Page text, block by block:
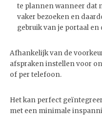
te plannen wanneer dat
vaker bezoeken en
gebruik van je portaal en
Afhankelijk van de
afspraken instellen voor
of per telefoon.
Het kan perfect
met een minimale